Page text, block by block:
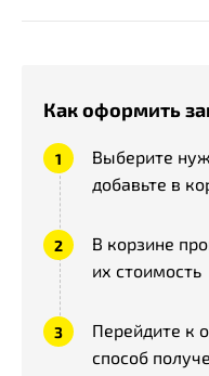
Как оформить
Выберите
добавьте в
В корзине
их стоимость
Перейдите к
способ